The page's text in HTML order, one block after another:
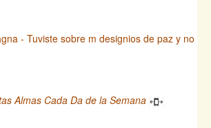
- Tuviste sobre m designios de paz y no
Almas Cada Da de la Semana